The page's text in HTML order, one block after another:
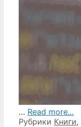
… Read more...
Рубрики Книги,